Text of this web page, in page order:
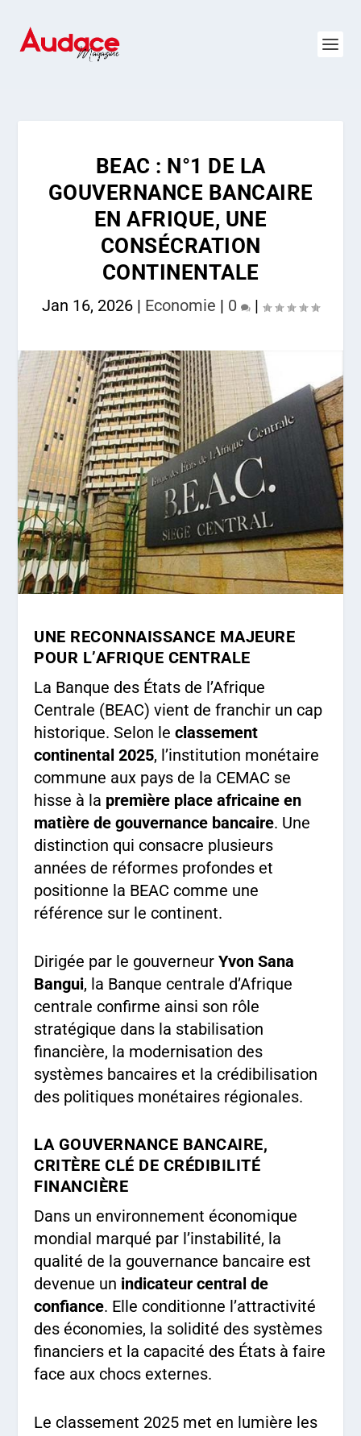
BEAC : N°1 DE LA
GOUVERNANCE BANCAIRE
EN AFRIQUE, UNE
CONSÉCRATION
CONTINENTALE
Jan 16, 2026 | Economie | 0 |
UNE RECONNAISSANCE MAJEURE
POUR L’AFRIQUE CENTRALE
La Banque des États de l’Afrique
Centrale (BEAC) vient de franchir un cap
historique. Selon leclassement
continental 2025, l’institution monétaire
commune aux pays de la CEMAC se
hisse à la première place africaine en
matière de gouvernance bancaire. Une
distinction qui consacre plusieurs
années de réformes profondes et
positionne la BEAC comme une
référence sur le continent.
Dirigée par le gouverneurYvon Sana
Bangui, la Banque centrale d’Afrique
centrale confirme ainsi son rôle
stratégique dans la stabilisation
financière, la modernisation des
systèmes bancaires et la crédibilisation
des politiques monétaires régionales.
LA GOUVERNANCE BANCAIRE,
CRITÈRE CLÉ DE CRÉDIBILITÉ
FINANCIÈRE
Dans un environnement économique
mondial marqué par l’instabilité, la
qualité de la gouvernance bancaire est
devenue un indicateur central de
confiance. Elle conditionne l’attractivité
des économies, la solidité des systèmes
financiers et la capacité des États à faire
face aux chocs externes.
Le classement 2025 met en lumière les